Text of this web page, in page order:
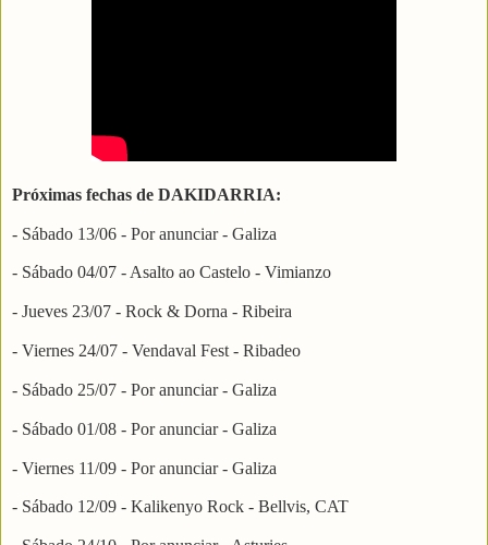
Próximas fechas de DAKIDARRIA:
- Sábado 13/06 - Por anunciar - Galiza
- Sábado 04/07 - Asalto ao Castelo - Vimianzo
- Jueves 23/07 - Rock & Dorna - Ribeira
- Viernes 24/07 - Vendaval Fest - Ribadeo
- Sábado 25/07 - Por anunciar - Galiza
- Sábado 01/08 - Por anunciar - Galiza
- Viernes 11/09 - Por anunciar - Galiza
- Sábado 12/09 - Kalikenyo Rock - Bellvis, CAT